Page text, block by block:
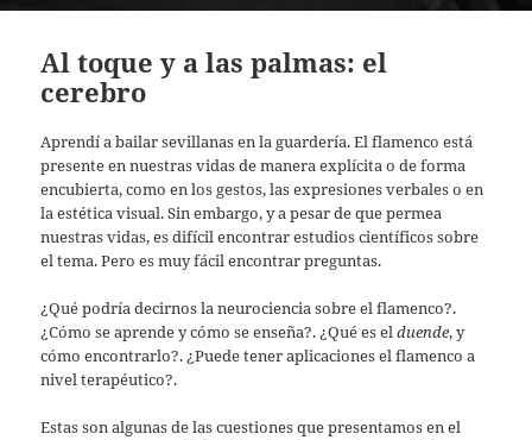
Al toque y a las palmas: el
cerebro
Aprendí a bailar sevillanas en la guardería. El flamenco está
presente en nuestras vidas de manera explícita o de forma
encubierta, como en los gestos, las expresiones verbales o en
la estética visual. Sin embargo, y a pesar de que permea
nuestras vidas, es difícil encontrar estudios científicos sobre
el tema. Pero es muy fácil encontrar preguntas.
¿Qué podría decirnos la neurociencia sobre el flamenco?.
¿Cómo se aprende y cómo se enseña?. ¿Qué es elduende, y
cómo encontrarlo?. ¿Puede tener aplicaciones el flamenco a
nivel terapéutico?.
Estas son algunas de las cuestiones que presentamos en el